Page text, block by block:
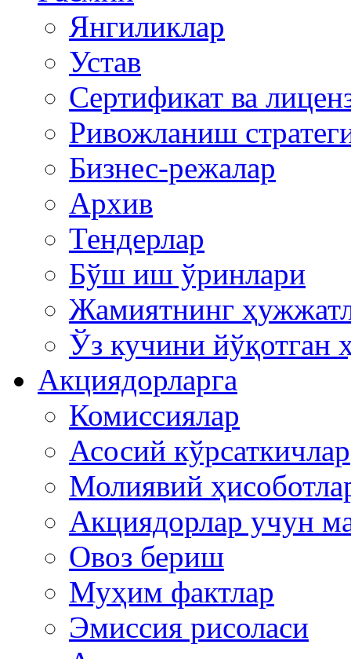
Янгиликлар
Устав
Сертификат ва
Ривожланиш
Бизнес-режалар
Архив
Тендерлар
Бўш иш ўринлари
Жамиятнинг
Ўз кучини йўқотган
Акциядорларга
Комиссиялар
Асосий кўрсаткичлар
Молиявий
Акциядорлар учун
Овоз бериш
Муҳим фактлар
Эмиссия рисоласи